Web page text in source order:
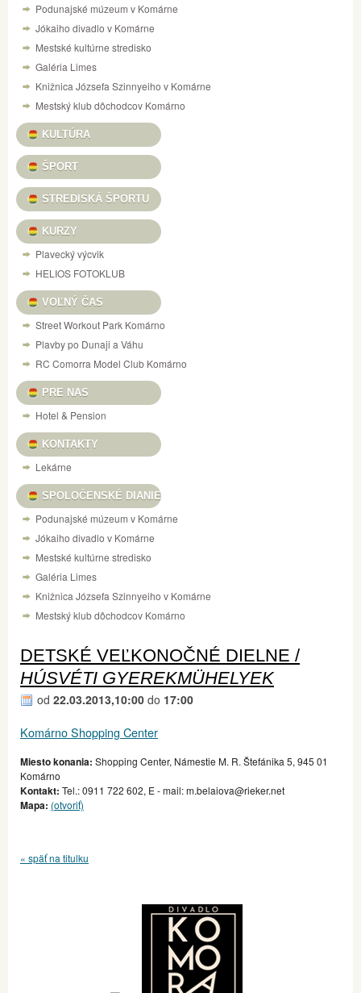
Podunajské múzeum v Komárne
Jókaiho divadlo v Komárne
Mestské kultúrne stredisko
Galéria Limes
Knižnica Józsefa Szinnyeiho v Komárne
Mestský klub dôchodcov Komárno
KULTÚRA
ŠPORT
STREDISKÁ ŠPORTU
KURZY
Plavecký výcvik
HELIOS FOTOKLUB
VOĽNÝ ČAS
Street Workout Park Komárno
Plavby po Dunaji a Váhu
RC Comorra Model Club Komárno
PRE NAS
Hotel & Pension
KONTAKTY
Lekárne
SPOLOČENSKÉ DIANIE
Podunajské múzeum v Komárne
Jókaiho divadlo v Komárne
Mestské kultúrne stredisko
Galéria Limes
Knižnica Józsefa Szinnyeiho v Komárne
Mestský klub dôchodcov Komárno
DETSKÉ VEĽKONOČNÉ DIELNE /
HÚSVÉTI GYEREKMÜHELYEK
od 22.03.2013,10:00 do 17:00
Komárno Shopping Center
Miesto konania: Shopping Center, Námestie M. R. Štefánika 5, 945 01
Komárno
Kontakt: Tel.: 0911 722 602, E - mail: m.belaiova@rieker.net
Mapa: (otvoriť)
« späť na titulku